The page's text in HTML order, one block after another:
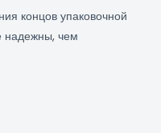
концов упаковочной
надежны, чем